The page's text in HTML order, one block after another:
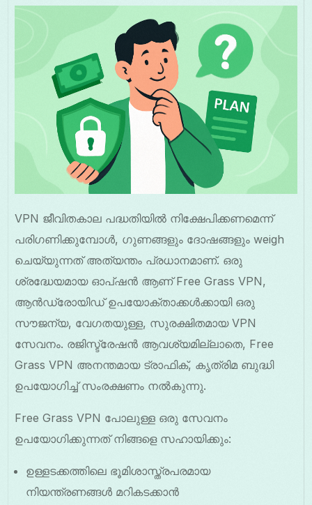
VPN ജീവിതകാല പദ്ധതിയിൽ നിക്ഷേപിക്കണമെന്ന്
പരിഗണിക്കുമ്പോൾ, ഗുണങ്ങളും ദോഷങ്ങളും weigh
ചെയ്യുന്നത് അത്യന്തം പ്രധാനമാണ്. ഒരു
ശ്രദ്ധേയമായ ഓപ്ഷൻ ആണ് Free Grass VPN,
ആൻഡ്രോയിഡ് ഉപയോക്താക്കൾക്കായി ഒരു
സൗജന്യ, വേഗതയുള്ള, സുരക്ഷിതമായ VPN
സേവനം. രജിസ്ട്രേഷൻ ആവശ്യമില്ലാതെ, Free
Grass VPN അനന്തമായ ട്രാഫിക്, കൃത്രിമ ബുദ്ധി
ഉപയോഗിച്ച് സംരക്ഷണം നൽകുന്നു.
Free Grass VPN പോലുള്ള ഒരു സേവനം
ഉപയോഗിക്കുന്നത് നിങ്ങളെ സഹായിക്കും:
ഉള്ളടക്കത്തിലെ ഭൂമിശാസ്ത്രപരമായ
നിയന്ത്രണങ്ങൾ മറികടക്കാൻ